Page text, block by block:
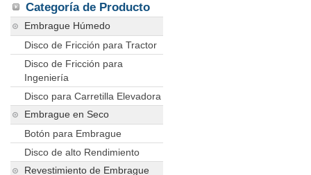
Categoría de Producto
Embrague Húmedo
Disco de Fricción para Tractor
Disco de Fricción para
Ingeniería
Disco para Carretilla Elevadora
Embrague en Seco
Botón para Embrague
Disco de alto Rendimiento
Revestimiento de Embrague